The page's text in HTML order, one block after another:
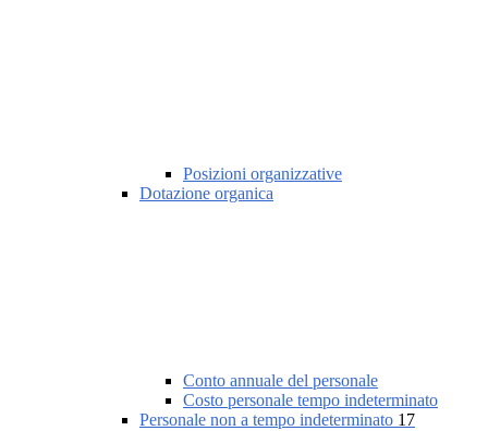
Posizioni organizzative
Dotazione organica
Conto annuale del personale
Costo personale tempo indeterminato
Personale non a tempo indeterminato 17